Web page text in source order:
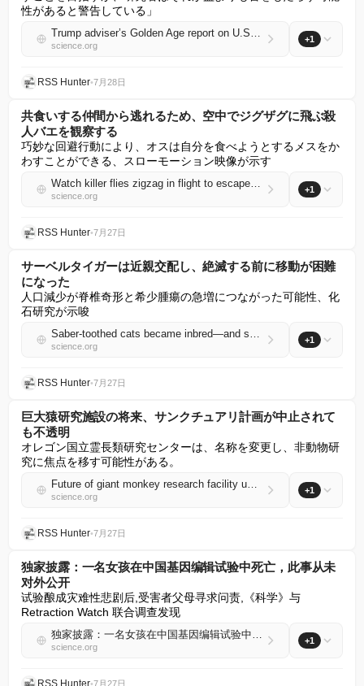
性があると警告している」
Trump adviser’s Golden Age report on U.S. science is a missed opportunity, critics say
science.org
+1
RSS Hunter•7月28日
共食いする仲間から逃れるため、空中でジグザグに飛ぶ殺
人バエを観察する
巧妙な回避行動により、オスは自分を食べようとするメスをか
わすことができる、スローモーション映像が示す
Watch killer flies zigzag in flight to escape their cannibal mates
science.org
+1
RSS Hunter•7月27日
サーベルタイガーは近親交配し、絶滅する前に移動が困難
になった
人口減少が脊椎奇形と希少腫瘍の急増につながった可能性、化
石研究が示唆
Saber-toothed cats became inbred—and struggled to move—before they went extinct
science.org
+1
RSS Hunter•7月27日
巨大猿研究施設の将来、サンクチュアリ計画が中止されて
も不透明
オレゴン国立霊長類研究センターは、名称を変更し、非動物研
究に焦点を移す可能性がある。
Future of giant monkey research facility uncertain, even as sanctuary plan dropped
science.org
+1
RSS Hunter•7月27日
独家披露：一名女孩在中国基因编辑试验中死亡，此事从未
对外公开
试验酿成灾难性悲剧后,受害者父母寻求问责,《科学》与
Retraction Watch 联合调查发现
独家披露：一名女孩在中国基因编辑试验中死亡，此事从未对外公开
science.org
+1
RSS Hunter•7月27日